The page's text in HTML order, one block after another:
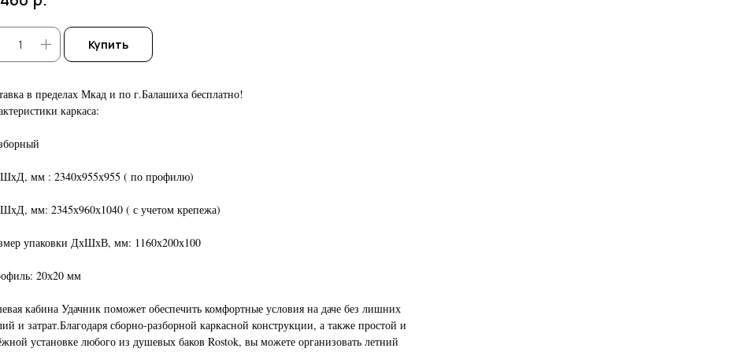
Купить
в пределах Мкад и по г.Балашиха бесплатно!
каркаса:
мм : 2340х955х955 ( по профилю)
мм: 2345х960х1040 ( с учетом крепежа)
упаковки ДхШхВ, мм: 1160х200х100
20х20 мм
кабина Удачник поможет обеспечить комфортные условия на даче без лишних
и затрат.Благодаря сборно-разборной каркасной конструкции, а также простой и
установке любого из душевых баков Rostok, вы можете организовать летний